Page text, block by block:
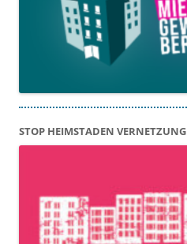
STOP HEIMSTADEN VERNETZUNG